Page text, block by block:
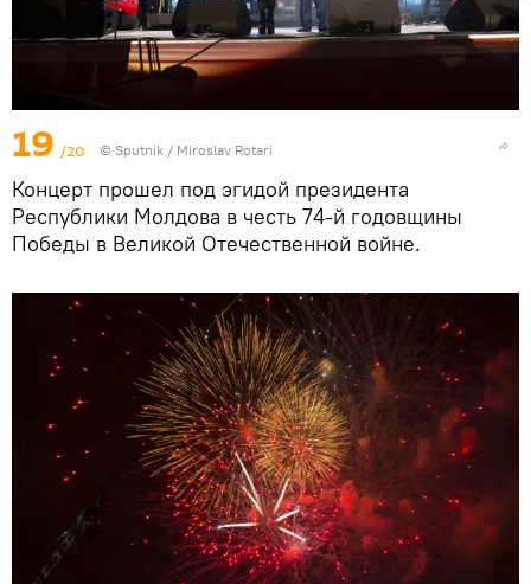
19 /20 © Sputnik / Miroslav Rotari
Концерт прошел под эгидой президента
Республики Молдова в честь 74-й годовщины
Победы в Великой Отечественной войне.